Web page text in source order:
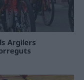
Argilers